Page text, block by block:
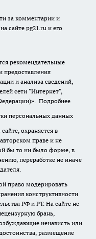
за комментарии и
сайте pg21.ru и его
рекомендательные
предоставления
и анализа сведений,
сети "Интернет",
Подробнее
персональных данных
охраняется в
праве и не
бы то ни было форме, в
переработке не иначе
право модерировать
конструктивности
РФ и РТ. На сайте не
брань,
ненависть или
размещение